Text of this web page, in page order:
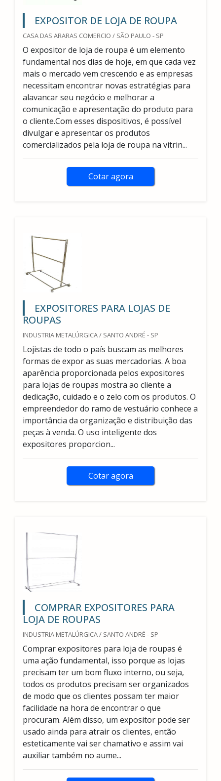
EXPOSITOR DE LOJA DE ROUPA
CASA DAS ARARAS COMERCIO / SÃO PAULO - SP
O expositor de loja de roupa é um elemento
fundamental nos dias de hoje, em que cada vez
mais o mercado vem crescendo e as empresas
necessitam encontrar novas estratégias para
alavancar seu negócio e melhorar a
comunicação e apresentação do produto para
o cliente.Com esses dispositivos, é possível
divulgar e apresentar os produtos
comercializados pela loja de roupa na vitrin...
Cotar agora
EXPOSITORES PARA LOJAS DE
ROUPAS
INDUSTRIA METALÚRGICA / SANTO ANDRÉ - SP
Lojistas de todo o país buscam as melhores
formas de expor as suas mercadorias. A boa
aparência proporcionada pelos expositores
para lojas de roupas mostra ao cliente a
dedicação, cuidado e o zelo com os produtos. O
empreendedor do ramo de vestuário conhece a
importância da organização e distribuição das
peças à venda. O uso inteligente dos
expositores proporcion...
Cotar agora
COMPRAR EXPOSITORES PARA
LOJA DE ROUPAS
INDUSTRIA METALÚRGICA / SANTO ANDRÉ - SP
Comprar expositores para loja de roupas é
uma ação fundamental, isso porque as lojas
precisam ter um bom fluxo interno, ou seja,
todos os produtos precisam ser organizados
de modo que os clientes possam ter maior
facilidade na hora de encontrar o que
procuram. Além disso, um expositor pode ser
usado ainda para atrair os clientes, então
esteticamente vai ser chamativo e assim vai
auxiliar também no aume...